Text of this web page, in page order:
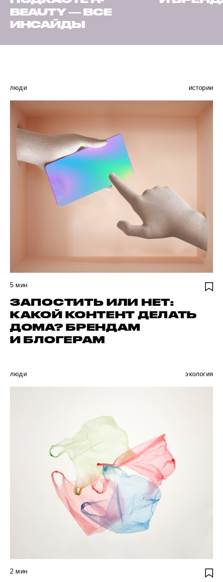
BEAUTY — ВСЕ
ИНСАЙДЫ
люди истории
5 мин
ЗАПОСТИТЬ ИЛИ НЕТ:
КАКОЙ КОНТЕНТ ДЕЛАТЬ
ДОМА? БРЕНДАМ
И БЛОГЕРАМ
люди экология
2 мин